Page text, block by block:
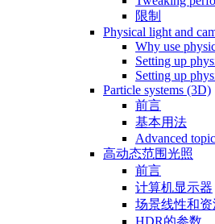
限制
Physical light and
Why use
Setting up
Setting up
Particle systems (3D)
前言
基本用法
Advanced
高动态范围光照
前言
计算机显示器
场景线性和资
HDR的参数